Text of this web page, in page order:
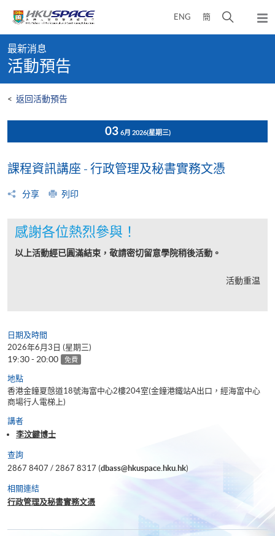
content
ENG 簡
開
彈
出
content
start
最新消息
活動預告
< 返回活動預告
03 6月 2026(星期三)
課程資訊講座 - 行政管理及秘書實務文憑
分享 列印
感謝各位熱烈參與！
以上活動經已圓滿結束，敬請密切留意學院稍後活動。
活動重温
日期及時間
2026年6月3日 (星期三)
19:30 - 20:00 免費
地點
香港金鐘夏慤道18號海富中心2樓204室(金鐘港鐵站A出口，經海富中心
商場行人電梯上)
講者
李汶鍵博士
查詢
2867 8407 / 2867 8317 (dbass@hkuspace.hku.hk)
相關連結
行政管理及秘書實務文憑